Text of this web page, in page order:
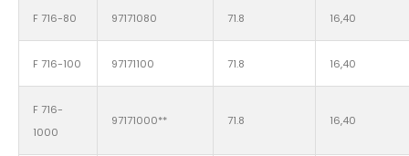
F 716-80 97171080 71.8 16,40
F 716-100 97171100 71.8 16,40
F 716-
1000
97171000** 71.8 16,40